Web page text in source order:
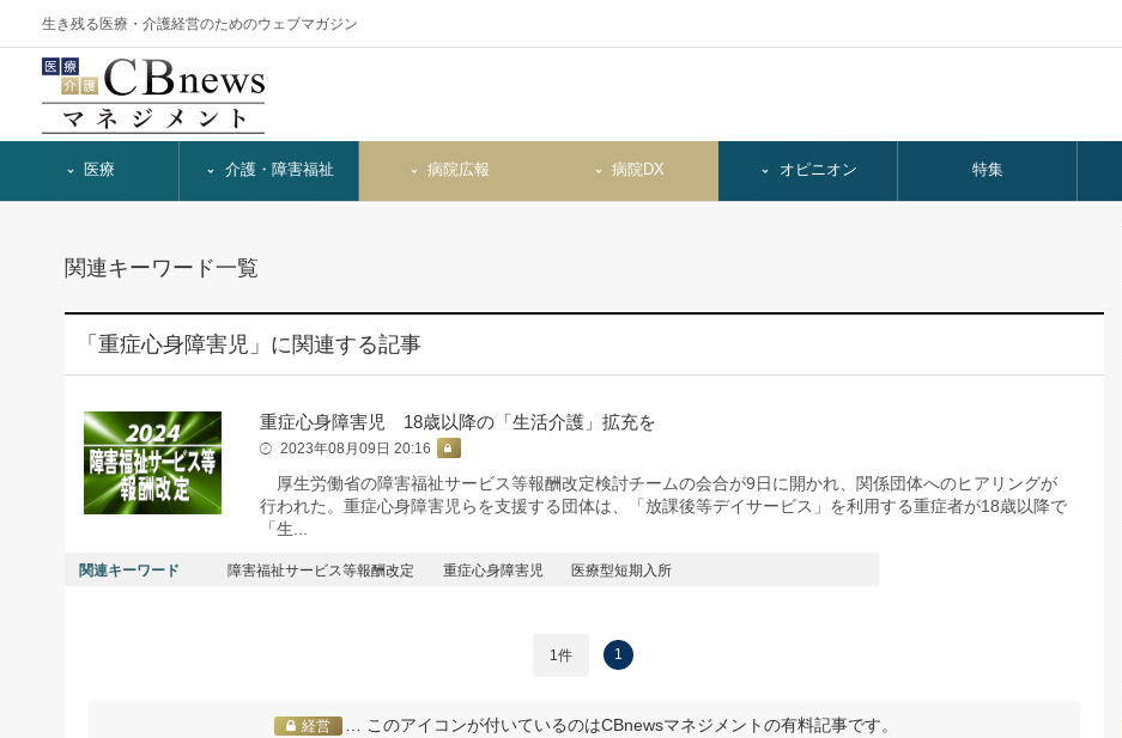
生き残る医療・介護経営のためのウェブマガジン
医療 介護・障害福祉 病院広報 病院DX オピニオン 特集
関連キーワード一覧
「重症心身障害児」に関連する記事
重症心身障害児 18歳以降の「生活介護」拡充を
2023年08月09日 20:16
厚生労働省の障害福祉サービス等報酬改定検討チームの会合が9日に開かれ、関係団体へのヒアリングが
行われた。重症心身障害児らを支援する団体は、「放課後等デイサービス」を利用する重症者が18歳以降で
「生...
関連キーワード 障害福祉サービス等報酬改定 重症心身障害児 医療型短期入所
1件 1
経営 … このアイコンが付いているのはCBnewsマネジメントの有料記事です。